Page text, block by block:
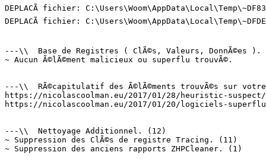
DEPLACÃ fichier:
DEPLACÃ fichier:
---\\  Base de Registres ( ClÃ©s, Valeurs, DonnÃ©es ).
~ Aucun Ã©lÃ©ment malicieux ou superflu trouvÃ©.
---\\  RÃ©capitulatif des Ã©lÃ©ments trouvÃ©s sur
https://nicolascoolman.eu/2017/01/28/heuristic-
https://nicolascoolman.eu/2017/01/20/logiciels-
---\\  Nettoyage Additionnel. (12)
~ Suppression des ClÃ©s de registre Tracing. (11)
~ Suppression des anciens rapports ZHPCleaner. (1)